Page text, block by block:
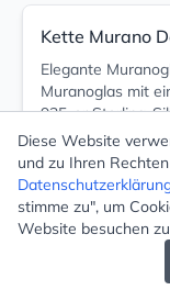
Kette Murano
Elegante
Muranoglas mit
925-er Sterling-
€ 382.00
Diese Website
und zu Ihren
stimme zu", um
Website besuchen